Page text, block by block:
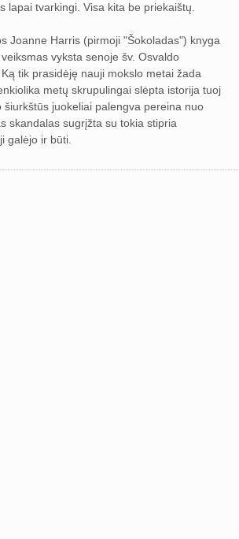
tvarkingi. Visa kita be priekaištų.
Joanne Harris (pirmoji "Šokoladas") knyga
vyksta senoje šv. Osvaldo
tik prasidėję nauji mokslo metai žada
metų skrupulingai slėpta istorija tuoj
juokeliai palengva pereina nuo
skandalas sugrįžta su tokia stipria
galėjo ir būti.